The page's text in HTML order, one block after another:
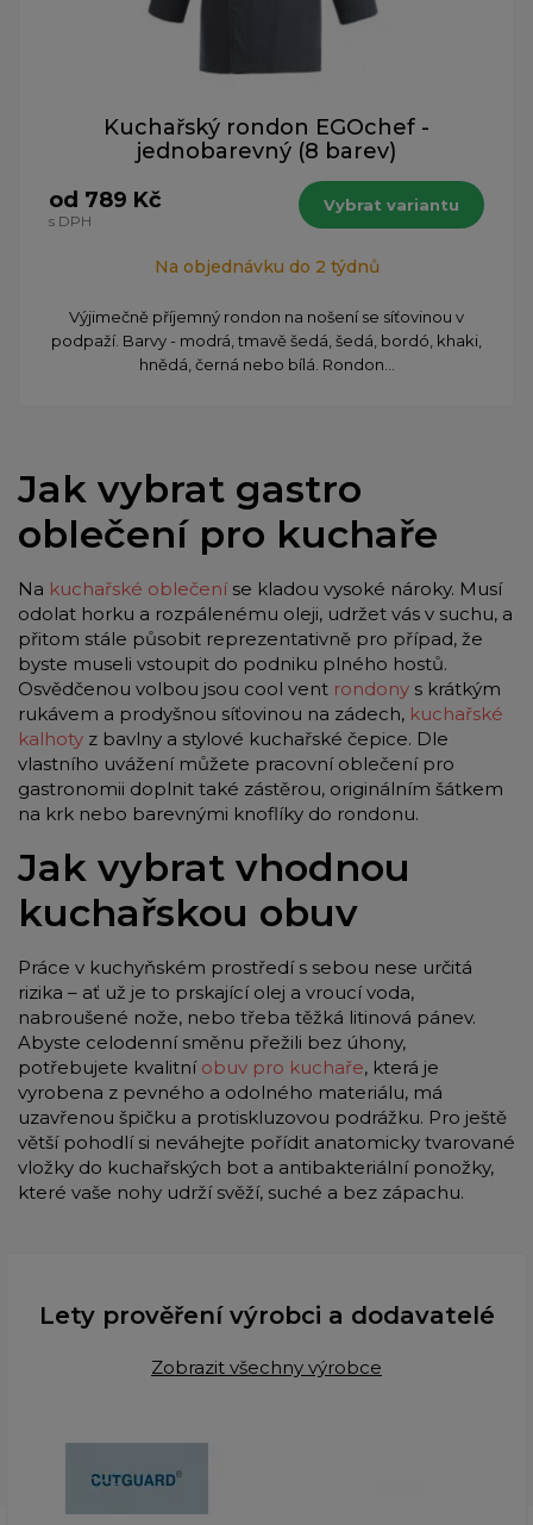
Kuchařský rondon EGOchef -
jednobarevný (8 barev)
od 789 Kč
s DPH
Vybrat variantu
Na objednávku do 2 týdnů
Výjimečně příjemný rondon na nošení se síťovinou v
podpaží. Barvy - modrá, tmavě šedá, šedá, bordó, khaki,
hnědá, černá nebo bílá. Rondon...
Jak vybrat gastro
oblečení pro kuchaře
Na kuchařské oblečeníse kladou vysoké nároky. Musí
odolat horku a rozpálenému oleji, udržet vás v suchu, a
přitom stále působit reprezentativně pro případ, že
byste museli vstoupit do podniku plného hostů.
Osvědčenou volbou jsou cool vent rondony s krátkým
rukávem a prodyšnou síťovinou na zádech, kuchařské
kalhoty z bavlny a stylové kuchařské čepice. Dle
vlastního uvážení můžete pracovní oblečení pro
gastronomii doplnit také zástěrou, originálním šátkem
na krk nebo barevnými knoflíky do rondonu.
Jak vybrat vhodnou
kuchařskou obuv
Práce v kuchyňském prostředí s sebou nese určitá
rizika – ať už je to prskající olej a vroucí voda,
nabroušené nože, nebo třeba těžká litinová pánev.
Abyste celodenní směnu přežili bez úhony,
potřebujete kvalitní obuv pro kuchaře, která je
vyrobena z pevného a odolného materiálu, má
uzavřenou špičku a protiskluzovou podrážku. Pro ještě
větší pohodlí si neváhejte pořídit anatomicky tvarované
vložky do kuchařských bot a antibakteriální ponožky,
které vaše nohy udrží svěží, suché a bez zápachu.
Lety prověření výrobci a dodavatelé
Zobrazit všechny výrobce